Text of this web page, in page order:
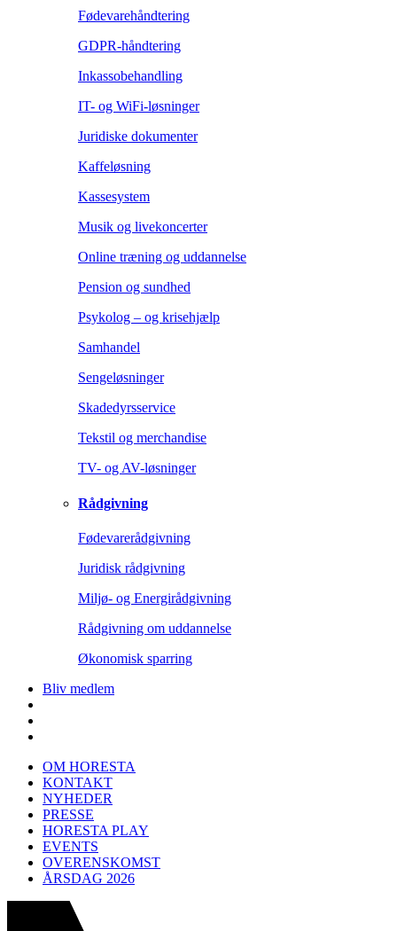
Fødevarehåndtering
GDPR-håndtering
Inkassobehandling
IT- og WiFi-løsninger
Juridiske dokumenter
Kaffeløsning
Kassesystem
Musik og livekoncerter
Online træning og uddannelse
Pension og sundhed
Psykolog – og krisehjælp
Samhandel
Sengeløsninger
Skadedyrsservice
Tekstil og merchandise
TV- og AV-løsninger
Rådgivning
Fødevarerådgivning
Juridisk rådgivning
Miljø- og Energirådgivning
Rådgivning om uddannelse
Økonomisk sparring
Bliv medlem
OM HORESTA
KONTAKT
NYHEDER
PRESSE
HORESTA PLAY
EVENTS
OVERENSKOMST
ÅRSDAG 2026